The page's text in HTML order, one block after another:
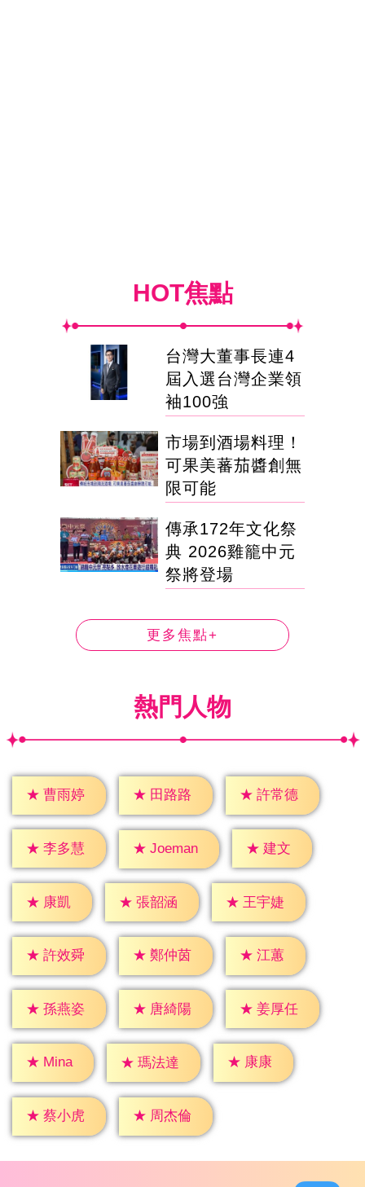
HOT焦點
台灣大董事長連4
屆入選台灣企業領
袖100強
市場到酒場料理！
可果美蕃茄醬創無
限可能
傳承172年文化祭
典 2026雞籠中元
祭將登場
更多焦點+
熱門人物
★ 曹雨婷 ★ 田路路 ★ 許常德
★ 李多慧 ★ Joeman ★ 建文
★ 康凱 ★ 張韶涵 ★ 王宇婕
★ 許效舜 ★ 鄭仲茵 ★ 江蕙
★ 孫燕姿 ★ 唐綺陽 ★ 姜厚任
★ Mina ★ 瑪法達 ★ 康康
★ 蔡小虎 ★ 周杰倫